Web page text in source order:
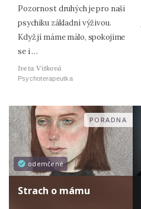
Pozornost druhých je pro naši
psychiku základní výživou.
Když jí máme málo, spokojíme
se i …
Iveta Vitková
Psychoterapeutka
odemčené
PORADNA
Strach o mámu